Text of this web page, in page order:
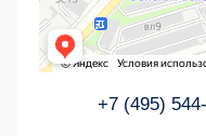
+7 (495)